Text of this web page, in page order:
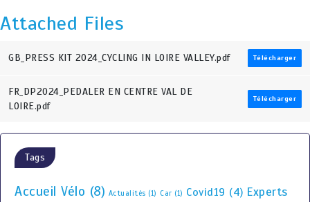
Attached Files
GB_PRESS KIT 2024_CYCLING IN LOIRE VALLEY.pdf Télécharger
FR_DP2024_PEDALER EN CENTRE VAL DE
LOIRE.pdf
Télécharger
Tags
Accueil Vélo (8) Actualités (1) Car (1) Covid19 (4) Experts